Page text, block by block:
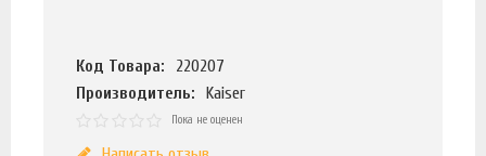
Код Товара:
220207
Производитель:
Kaiser
Пока не оценен